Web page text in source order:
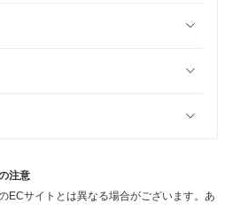
注意
ECサイトとは異なる場合がございます。あ